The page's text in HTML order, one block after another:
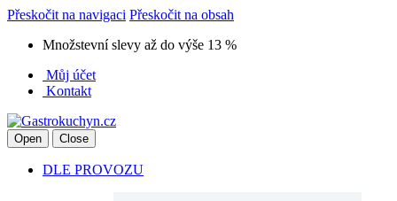
Přeskočit na navigaci Přeskočit na obsah
Množstevní slevy až do výše 13 %
Můj účet
Kontakt
Open Close
DLE PROVOZU